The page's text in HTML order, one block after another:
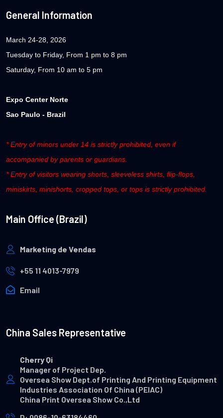
General Information
March 24-28, 2026
Tuesday to Friday, From 1 pm to 8 pm
Saturday, From 10 am to 5 pm
Expo Center Norte
Sao Paulo - Brazil
* Entry of minors under 14 is strictly prohibited, even if
accompanied by parents or guardians.
* Entry of visitors wearing shorts, sleeveless shirts, flip-flops,
miniskirts, minishorts, cropped tops, or tops is strictly prohibited.
Main Office (Brazil)
Marketing de Vendas
+55 11 4013-7979
Email
China Sales Representative
Cherry Qi
Manager of Project Dep.
Oversea Show Dept.of Printing And Printing Equipment
Industries Association Of China (PEIAC)
China Print Oversea Show Co.,Ltd